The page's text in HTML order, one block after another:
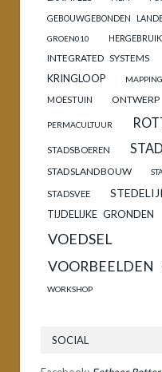
GEBOUWGEBONDEN
GROEN010 HERGEBRUIK
INTEGRATED SYSTEMS
KRINGLOOP MAPPING
MOESTUIN ONTWERP
PERMACULTUUR
STADSBOEREN
STADSLANDBOUW
STADSVEE
TIJDELIJKE GRONDEN
VOEDSEL
WORKSHOP
SOCIAL